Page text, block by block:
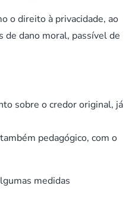
o direito à privacidade, ao
de dano moral, passível de
sobre o credor original, já
pedagógico, com o
medidas